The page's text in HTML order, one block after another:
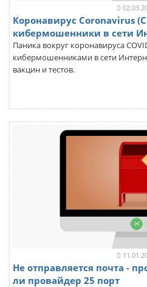
Коронавирус Coronavirus
кибермошенники в сети
Паника вокруг коронавируса
кибермошенниками в сети
вакцин и тестов.
Не отправляется почта -
ли провайдер 25 порт